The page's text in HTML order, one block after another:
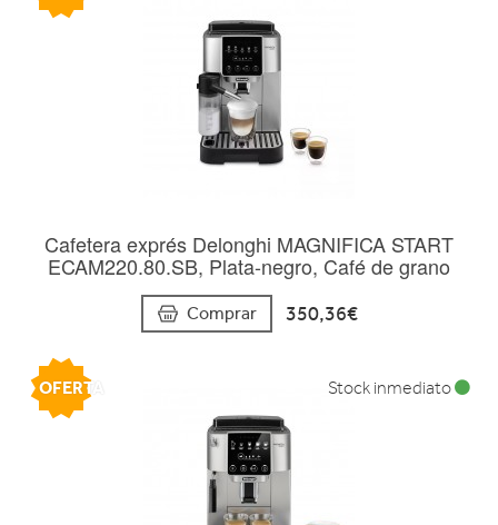
Cafetera exprés Delonghi MAGNIFICA START
ECAM220.80.SB, Plata-negro, Café de grano
Comprar 350,36€
Stock inmediato
OFERTA